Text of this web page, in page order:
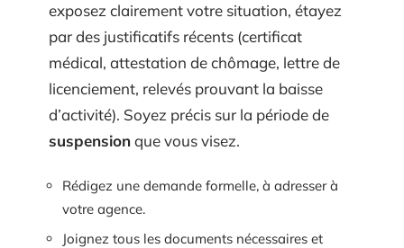
exposez clairement votre situation, étayez
par des justificatifs récents (certificat
médical, attestation de chômage, lettre de
licenciement, relevés prouvant la baisse
d’activité). Soyez précis sur la période de
suspensionque vous visez.
Rédigez une demande formelle, à adresser à
votre agence.
Joignez tous les documents nécessaires et